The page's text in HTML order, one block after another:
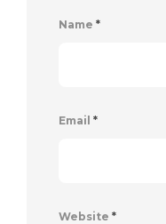
Name *
Email *
Website *